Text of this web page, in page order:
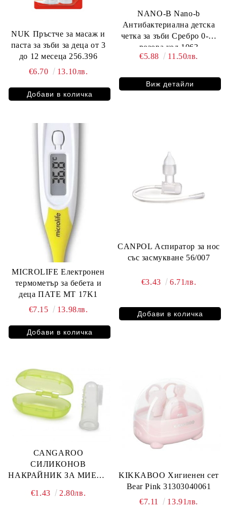
NUK Пръстче за масаж и
паста за зъби за деца от 3
до 12 месеца 256.396
€6.70
13.10лв.
NANO-B Nano-b
Антибактериална детска
четка за зъби Сребро 0-3г
розова код 1063
€5.88
11.50лв.
Виж детайли
MICROLIFE Електронен
термометър за бебета и
деца ПАТЕ MT 17K1
€7.15
13.98лв.
CANPOL Аспиратор за нос
със засмукване 56/007
€3.43 6.71лв.
CANGAROO
СИЛИКОНОВ
НАКРАЙНИК ЗА МИЕНЕ
€1.43
2.80лв.
KIKKABOO Хигиенен сет
Bear Pink 31303040061
€7.11
13.91лв.